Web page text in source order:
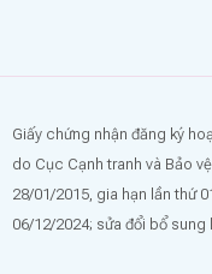
Giấy chứng nhận đăng ký
do Cục Cạnh tranh và Bảo
28/01/2015, gia hạn lần thứ
06/12/2024; sửa đổi bổ